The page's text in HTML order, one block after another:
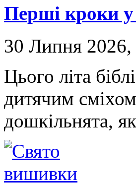
Перші кроки у
30 Липня 2026,
Цього літа
дитячим
дошкільнята,